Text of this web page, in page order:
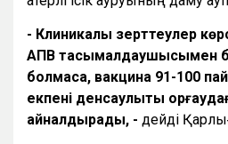
- Клиникалық зерттеулер
АПВ тасымалдаушысымен
болмаса, вакцина 91-100
екпені денсаулықты
айналдырады, - дейді